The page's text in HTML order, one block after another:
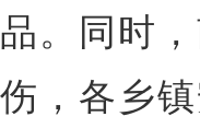
品。同时
伤，各乡